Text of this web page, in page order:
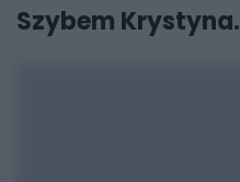
Szybem Krystyna.